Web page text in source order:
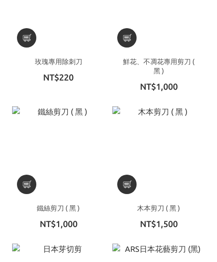
玫瑰專用除刺刀
NT$220
鮮花、不凋花專用剪刀 (
黑 )
NT$1,000
鐵絲剪刀 ( 黑 )
NT$1,000
木本剪刀 ( 黑 )
NT$1,500